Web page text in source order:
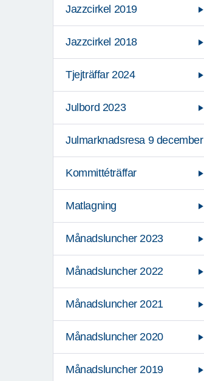
Jazzcirkel 2019
Jazzcirkel 2018
Tjejträffar 2024
Julbord 2023
Julmarknadsresa 9 december
Kommittéträffar
Matlagning
Månadsluncher 2023
Månadsluncher 2022
Månadsluncher 2021
Månadsluncher 2020
Månadsluncher 2019